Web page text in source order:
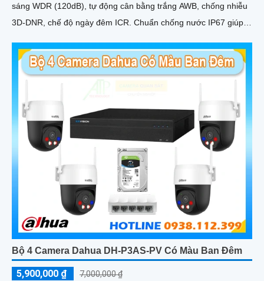
sáng WDR (120dB), tự động cân bằng trắng AWB, chống nhiễu
3D-DNR, chế độ ngày đêm ICR. Chuẩn chống nước IP67 giúp
Bộ 4 Camera Dahua DH-P3AS-PV Có Màu Ban Đêm
5,900,000 ₫ 7,000,000 ₫